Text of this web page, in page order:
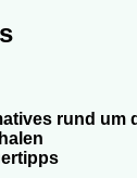
rund um